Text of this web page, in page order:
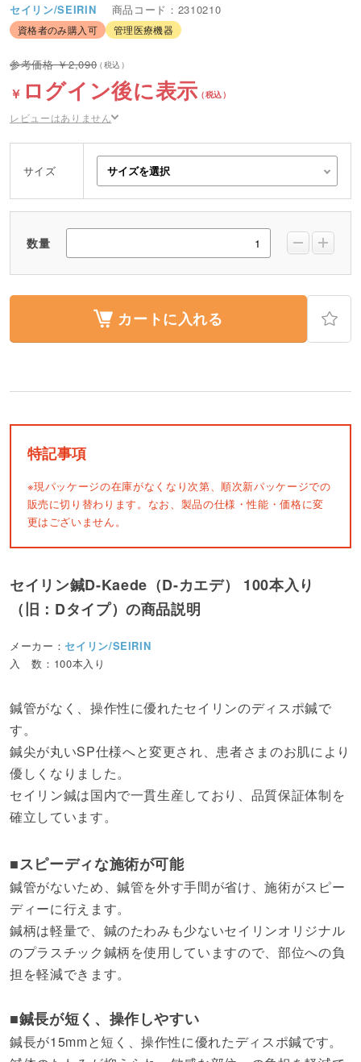
セイリン/SEIRIN 商品コード：2310210
資格者のみ購入可 管理医療機器
2,090
ログイン後に表示
レビューはありません
サイズ
数量
カートに入れる
特記事項
※現パッケージの在庫がなくなり次第、順次新パッケージでの
販売に切り替わります。なお、製品の仕様・性能・価格に変
更はございません。
セイリン鍼D-Kaede（D-カエデ） 100本入り
（旧：Dタイプ）の商品説明
メーカー： セイリン/SEIRIN
入 数：100本入り
鍼管がなく、操作性に優れたセイリンのディスポ鍼で
す。
鍼尖が丸いSP仕様へと変更され、患者さまのお肌により
優しくなりました。
セイリン鍼は国内で一貫生産しており、品質保証体制を
確立しています。
■スピーディな施術が可能
鍼管がないため、鍼管を外す手間が省け、施術がスピー
ディーに行えます。
鍼柄は軽量で、鍼のたわみも少ないセイリンオリジナル
のプラスチック鍼柄を使用していますので、部位への負
担を軽減できます。
■鍼長が短く、操作しやすい
鍼長が15mmと短く、操作性に優れたディスポ鍼です。